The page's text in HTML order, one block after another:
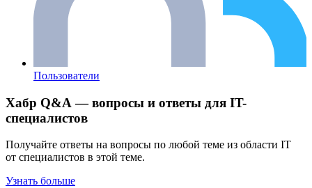
Пользователи
Хабр Q&A — вопросы и ответы для IT-
специалистов
Получайте ответы на вопросы по любой теме из области IT
от специалистов в этой теме.
Узнать больше